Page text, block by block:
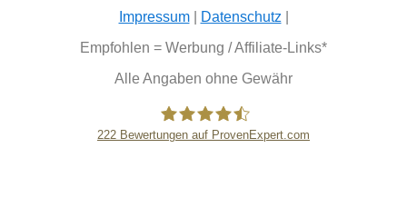
Impressum| Datenschutz
Empfohlen = Werbung / Affiliate-Links*
Alle Angaben ohne Gewähr
222 Bewertungen auf ProvenExpert.com